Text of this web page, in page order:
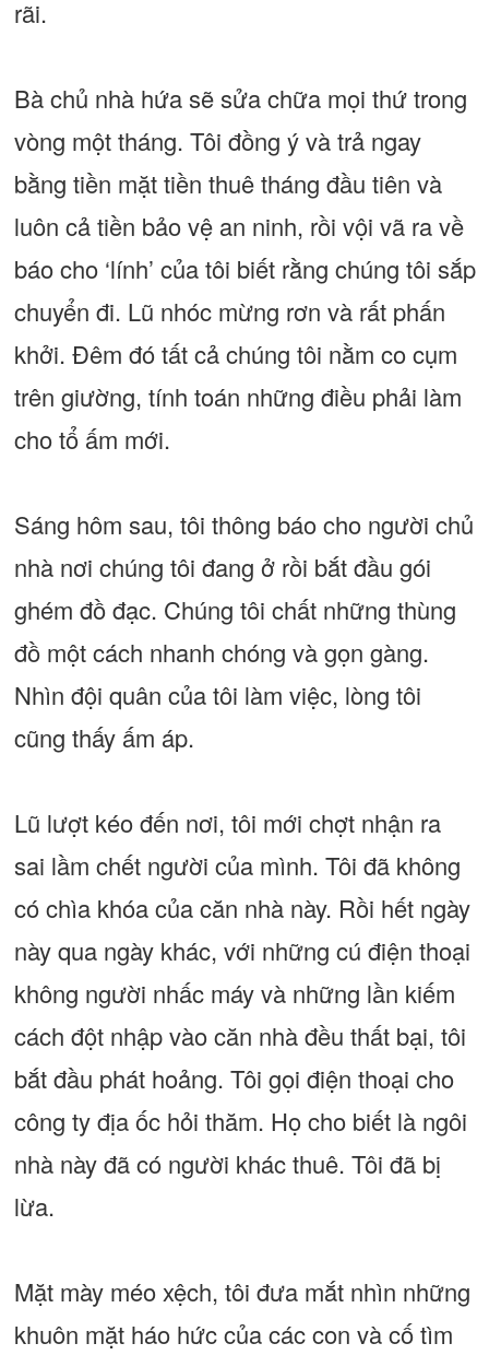
rãi.
Bà chủ nhà hứa sẽ sửa chữa mọi thứ trong
vòng một tháng. Tôi đồng ý và trả ngay
bằng tiền mặt tiền thuê tháng đầu tiên và
luôn cả tiền bảo vệ an ninh, rồi vội vã ra về
báo cho ‘lính’ của tôi biết rằng chúng tôi sắp
chuyển đi. Lũ nhóc mừng rơn và rất phấn
khởi. Đêm đó tất cả chúng tôi nằm co cụm
trên giường, tính toán những điều phải làm
cho tổ ấm mới.
Sáng hôm sau, tôi thông báo cho người chủ
nhà nơi chúng tôi đang ở rồi bắt đầu gói
ghém đồ đạc. Chúng tôi chất những thùng
đồ một cách nhanh chóng và gọn gàng.
Nhìn đội quân của tôi làm việc, lòng tôi
cũng thấy ấm áp.
Lũ lượt kéo đến nơi, tôi mới chợt nhận ra
sai lầm chết người của mình. Tôi đã không
có chìa khóa của căn nhà này. Rồi hết ngày
này qua ngày khác, với những cú điện thoại
không người nhấc máy và những lần kiếm
cách đột nhập vào căn nhà đều thất bại, tôi
bắt đầu phát hoảng. Tôi gọi điện thoại cho
công ty địa ốc hỏi thăm. Họ cho biết là ngôi
nhà này đã có người khác thuê. Tôi đã bị
lừa.
Mặt mày méo xệch, tôi đưa mắt nhìn những
khuôn mặt háo hức của các con và cố tìm